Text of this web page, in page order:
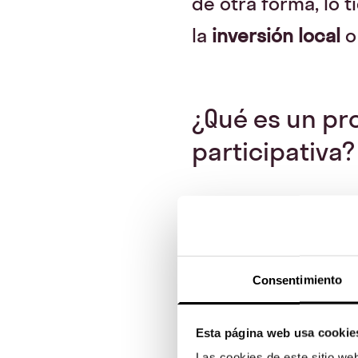
Consentimiento
Esta página web usa
la inversión local
¿Qué es un
participativa?
Es el agente
empresa o
y los segundos
que facilita esta
fomenta la